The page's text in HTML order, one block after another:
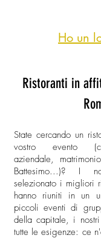
Ho un
Ristoranti in
State cercando un
vostro evento
aziendale,
Battesimo...)? I
selezionato i migliori
hanno riuniti in un
piccoli eventi di
della capitale, i
tutte le esigenze: ce